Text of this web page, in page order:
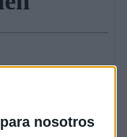
nosotros